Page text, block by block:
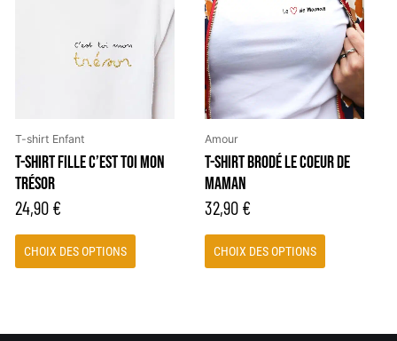
T-shirt Enfant
T-SHIRT FILLE C’EST TOI MON
TRÉSOR
24,90 €
CHOIX DES OPTIONS
variations.
être
choisies
sur
page
du
produit
Amour
T-SHIRT BRODÉ LE COEUR DE
MAMAN
32,90 €
CHOIX DES OPTIONS
a
plusieurs
variations.
Les
options
peuvent
être
choisies
sur
page
du
produit